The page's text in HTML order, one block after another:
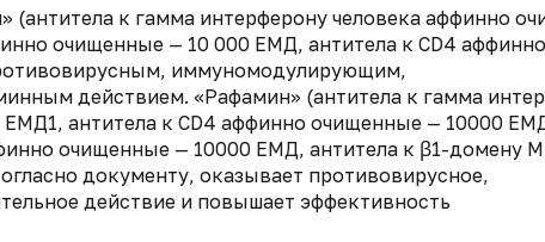
(антитела к гамма интерферону человека аффинно
очищенные — 10 000 ЕМД, антитела к CD4 аффинно
иммуномодулирующим,
действием. «Рафамин» (антитела к гамма
антитела к CD4 аффинно очищенные — 10000
очищенные — 10000 ЕМД, антитела к β1-домену
документу, оказывает противовирусное,
действие и повышает эффективность